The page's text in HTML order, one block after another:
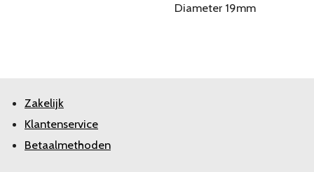
Diameter 19mm
Zakelijk
Klantenservice
Betaalmethoden